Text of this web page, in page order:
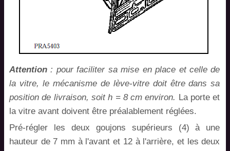
Attention : pour faciliter sa mise en place et celle de
la vitre, le mécanisme de lève-vitre doit être dans sa
position de livraison, soit h = 8 cm environ. La porte et
la vitre avant doivent être préalablement réglées.
Pré-régler les deux goujons supérieurs (4) à une
hauteur de 7 mm à l'avant et 12 à l'arrière, et les deux